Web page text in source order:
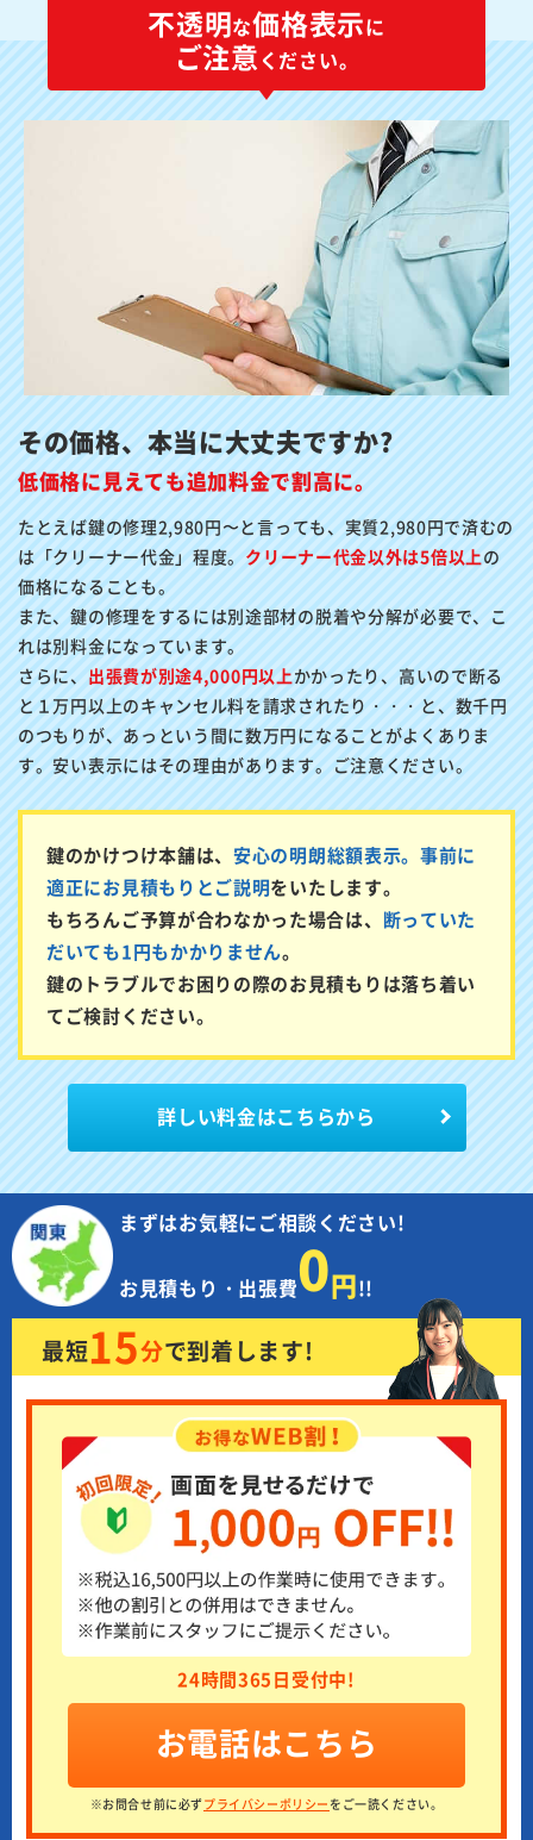
不透明な価格表示に
ご注意 ください。
その価格、本当に大丈夫ですか?
低価格に見えても追加料金で割高に。
たとえば鍵の修理2,980円〜と言っても、実質2,980円で済むの
は「クリーナー代金」程度。 クリーナー代金以外は5倍以上の
価格になることも。
また、鍵の修理をするには別途部材の脱着や分解が必要で、こ
れは別料金になっています。
さらに、 出張費が別途4,000円以上かかったり、高いので断る
と１万円以上のキャンセル料を請求されたり・・・と、数千円
のつもりが、あっという間に数万円になることがよくありま
す。安い表示にはその理由があります。ご注意ください。
鍵のかけつけ本舗は、 安心の明朗総額表示。事前に
適正にお見積もりとご説明をいたします。
もちろんご予算が合わなかった場合は、 断っていた
だいても1円もかかりません。
鍵のトラブルでお困りの際のお見積もりは落ち着い
てご検討ください。
詳しい料金はこちらから
まずはお気軽にご相談ください!
お見積もり・出張費0円!!
最短15分で到着します!
24時間365日受付中!
お電話はこちら
※お問合せ前に必ずプライバシーポリシー をご一読ください。